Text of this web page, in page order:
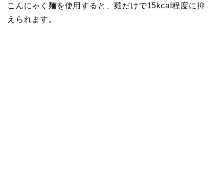
こんにゃく麺を使用すると、麺だけで15kcal程度に抑
えられます。